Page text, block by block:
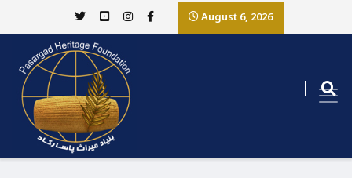
August 6, 2026